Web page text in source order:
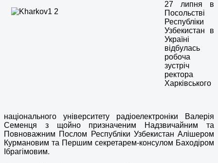
27 липня в
Посольстві
Республіки
Узбекистан в
Україні
відбулась
робоча
зустріч
ректора
Харківського
національного університету радіоелектроніки Валерія
Семенця з щойно призначеним Надзвичайним та
Повноважним Послом Республіки Узбекистан Алішером
Курмановим та Першим секретарем-консулом Баходіром
Ібрагімовим.